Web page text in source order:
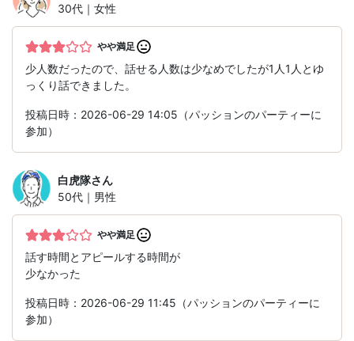
30代｜女性
やや満足
少人数だったので、話せる人数は少なめでしたが1人1人とゆ
っくり話できました。
投稿日時：2026-06-29 14:05（パッションのパーティーに
参加）
白虎隊さん
50代｜男性
やや満足
話す時間とアピールする時間が
少なかった
投稿日時：2026-06-29 11:45（パッションのパーティーに
参加）